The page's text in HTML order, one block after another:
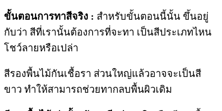
ขั้นตอนการทาสีจริง : สำหรับขั้นตอนนี้นั้น ขึ้นอยู่
กับว่า สีที่เรานั้นต้องการที่จะทา เป็นสีประเภทไหน
โชว์ลายหรือเปล่า
สีรองพื้นไม้กันเชื้อรา ส่วนใหญ่แล้วอาจจะเป็นสี
ขาว ทำให้สามารถช่วยทากลบพื้นผิวเดิม